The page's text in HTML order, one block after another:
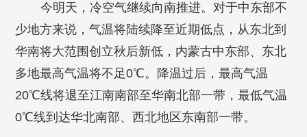
今明天，冷空气继续向南推进。对于中东部不
少地方来说，气温将陆续降至近期低点，从东北到
华南将大范围创立秋后新低，内蒙古中东部、东北
多地最高气温将不足0℃。降温过后，最高气温
20℃线将退至江南南部至华南北部一带，最低气温
0℃线到达华北南部、西北地区东南部一带。